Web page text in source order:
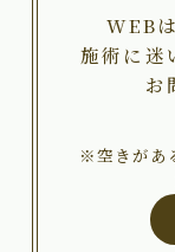
WEB
施術に迷
お
※空きがあ